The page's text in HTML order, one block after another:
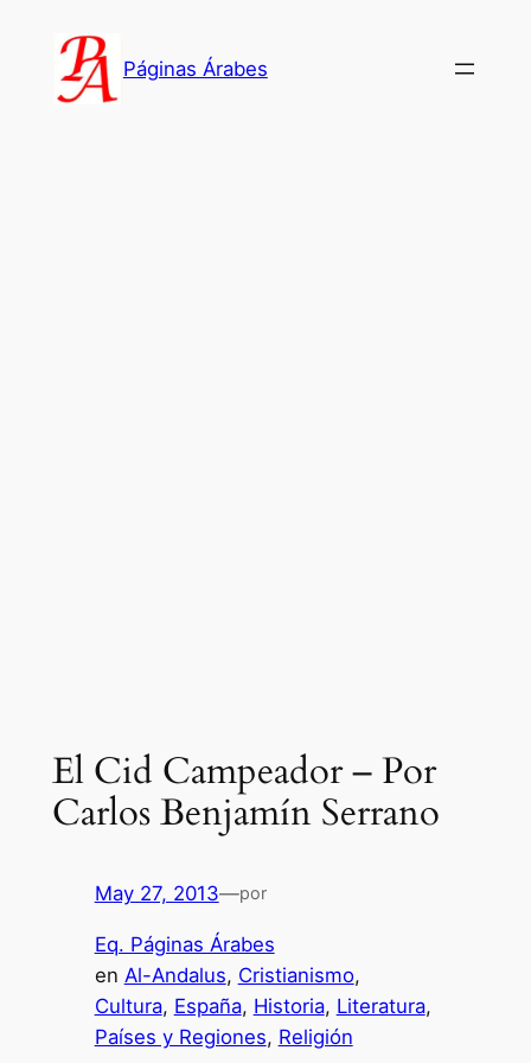
contenido
Páginas Árabes
El Cid Campeador – Por
Carlos Benjamín Serrano
May 27, 2013—por
Eq. Páginas Árabes
en Al-Andalus, Cristianismo
Cultura, España, Historia, Literatura
Países y Regiones, Religión